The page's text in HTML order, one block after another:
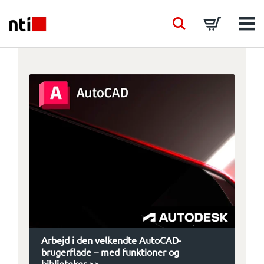
NTI logo
BRANCHER
RÅDGIVNING
PRODUKTER
INDSIGT
SearchBasket
Arbejd i den velkendte AutoCAD-
brugerflade – med funktioner og